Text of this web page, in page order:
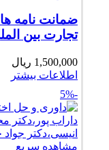
ضمانت نامه
تجارت بین
1,500,000 ریال
اطلاعات بیشتر
-5%
مشاهده سریع